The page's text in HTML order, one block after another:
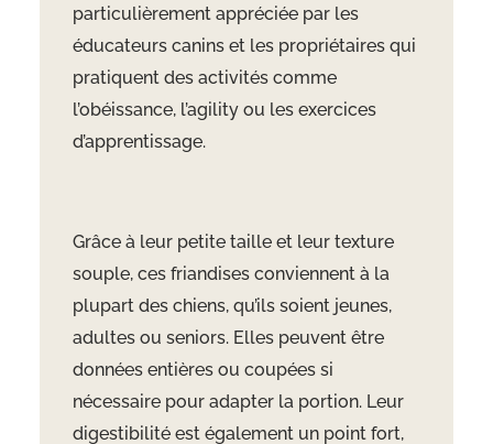
particulièrement appréciée par les
éducateurs canins et les propriétaires qui
pratiquent des activités comme
l’obéissance, l’agility ou les exercices
d’apprentissage.
Grâce à leur petite taille et leur texture
souple, ces friandises conviennent à la
plupart des chiens, qu’ils soient jeunes,
adultes ou seniors. Elles peuvent être
données entières ou coupées si
nécessaire pour adapter la portion. Leur
digestibilité est également un point fort,